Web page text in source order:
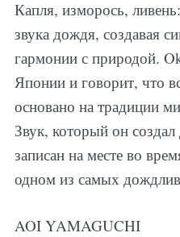
Капля, изморось,
звука дождя, создавая
гармонии с природой.
Японии и говорит, что
основано на традиции
Звук, который он
записан на месте во
одном из самых
AOI YAMAGUCHI